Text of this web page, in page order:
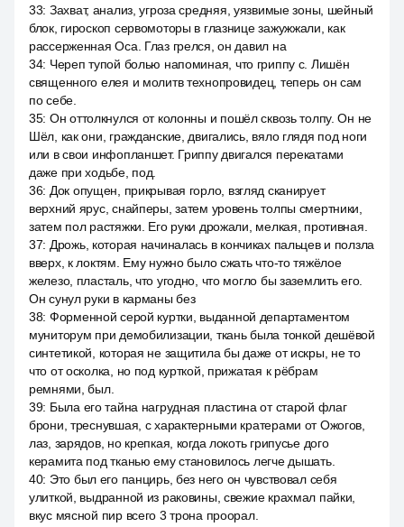
33: Захват, анализ, угроза средняя, уязвимые зоны, шейный
блок, гироскоп сервомоторы в глазнице зажужжали, как
рассерженная Оса. Глаз грелся, он давил на
34: Череп тупой болью напоминая, что гриппу с. Лишён
священного елея и молитв технопровидец, теперь он сам
по себе.
35: Он оттолкнулся от колонны и пошёл сквозь толпу. Он не
Шёл, как они, гражданские, двигались, вяло глядя под ноги
или в свои инфопланшет. Гриппу двигался перекатами
даже при ходьбе, под.
36: Док опущен, прикрывая горло, взгляд сканирует
верхний ярус, снайперы, затем уровень толпы смертники,
затем пол растяжки. Его руки дрожали, мелкая, противная.
37: Дрожь, которая начиналась в кончиках пальцев и ползла
вверх, к локтям. Ему нужно было сжать что-то тяжёлое
железо, пласталь, что угодно, что могло бы заземлить его.
Он сунул руки в карманы без
38: Форменной серой куртки, выданной департаментом
муниторум при демобилизации, ткань была тонкой дешёвой
синтетикой, которая не защитила бы даже от искры, не то
что от осколка, но под курткой, прижатая к рёбрам
ремнями, был.
39: Была его тайна нагрудная пластина от старой флаг
брони, треснувшая, с характерными кратерами от Ожогов,
лаз, зарядов, но крепкая, когда локоть грипусье дого
керамита под тканью ему становилось легче дышать.
40: Это был его панцирь, без него он чувствовал себя
улиткой, выдранной из раковины, свежие крахмал пайки,
вкус мясной пир всего 3 трона проорал.